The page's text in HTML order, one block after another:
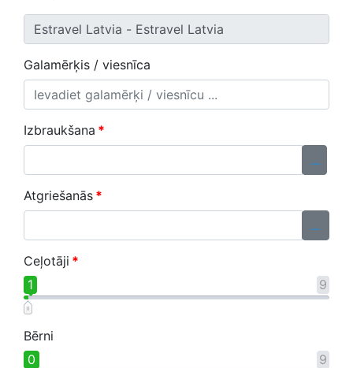
Galamērķis / viesnīca
Izbraukšana *
...
Atgriešanās *
...
Ceļotāji *
9
1
Bērni
9
0